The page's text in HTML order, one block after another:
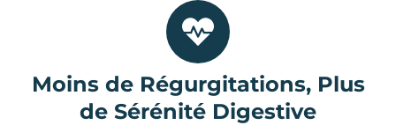
Moins de Régurgitations, Plus
de Sérénité Digestive